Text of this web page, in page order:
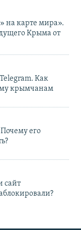
на карте мира».
Крыма от
Как
крымчанам
его
сайт